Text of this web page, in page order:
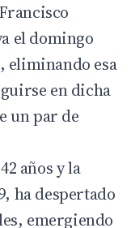
Francisco
el domingo
eliminando esa
en dicha
un par de
años y la
ha despertado
emergiendo